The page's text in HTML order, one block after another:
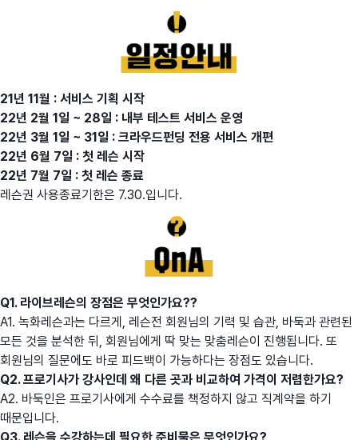
21년 11월 : 서비스 기획 시작
22년 2월 1일 ~ 28일 : 내부 테스트 서비스 운영
22년 3월 1일 ~ 31일 : 크라우드펀딩 전용 서비스 개편
22년 6월 7일 : 첫 레슨 시작
22년 7월 7일 : 첫 레슨 종료
레슨권 사용종료기한은 7.30.입니다.
Q1. 라이브레슨의 장점은 무엇인가요??
A1. 녹화레슨과는 다르게, 레슨전 회원님의 기력 및 습관, 바둑과 관련된
모든 것을 분석한 뒤, 회원님에게 딱 맞는 맞춤레슨이 진행됩니다. 또
회원님의 질문에도 바로 피드백이 가능하다는 장점도 있습니다.
Q2. 프로기사가 강사인데 왜 다른 곳과 비교하여 가격이 저렴한가요?
A2. 바둑인은 프로기사에게 수수료를 책정하지 않고 직계약을 하기
때문입니다.
Q3. 레슨을 수강하는데 필요한 준비물은 무엇인가요?